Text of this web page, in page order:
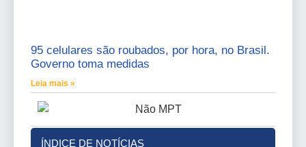
95 celulares são roubados, por hora, no Brasil.
Governo toma medidas
Leia mais »
ÍNDICE DE NOTÍCIAS